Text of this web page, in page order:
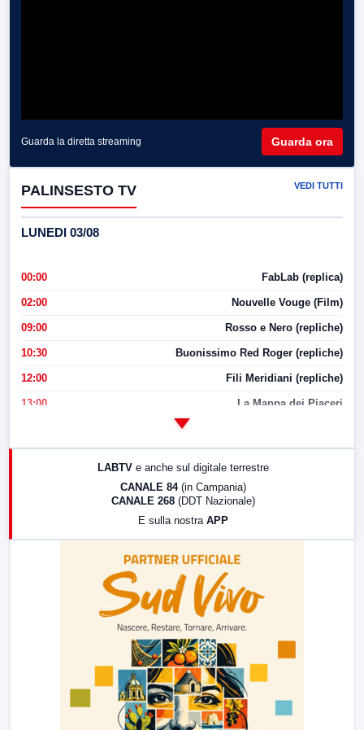
Guarda la diretta streaming Guarda ora
PALINSESTO TV VEDI TUTTI
LUNEDI 03/08
00:00 FabLab (replica)
02:00 Nouvelle Vouge (Film)
09:00 Rosso e Nero (repliche)
10:30 Buonissimo Red Roger (repliche)
12:00 Fili Meridiani (repliche)
13:00 La Mappa dei Piaceri
LABTV e anche sul digitale terrestre
CANALE 84 (in Campania)
CANALE 268 (DDT Nazionale)
E sulla nostra APP